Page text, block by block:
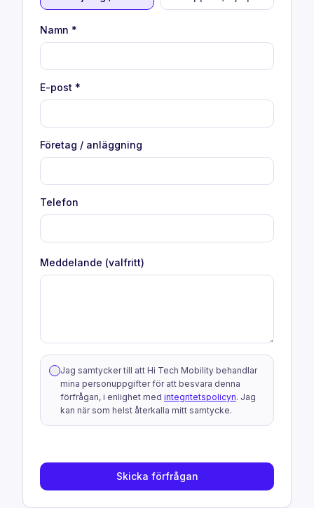
Namn *
E-post *
Företag / anläggning
Telefon
Meddelande (valfritt)
Jag samtycker till att Hi Tech Mobility behandlar
mina personuppgifter för att besvara denna
förfrågan, i enlighet med integritetspolicyn. Jag
kan när som helst återkalla mitt samtycke.
Skicka förfrågan